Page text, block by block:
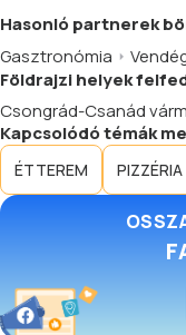
Hasonló partnerek
Gasztronómia
Földrajzi helyek
Csongrád-Csanád
Kapcsolódó témák
ÉTTEREM PIZZÉRIA